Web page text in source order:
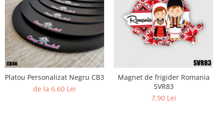
Diverse
Toppere Flori
Pachete de toppere
Oferte (Cake Toppers)
Oferte (Toppere Flori)
Pachete Inedite
Stand Prezentare
Platou Personalizat Negru CB3
de la 6,60 Lei
Magnet de frigider Romania
SVR83
7,90 Lei